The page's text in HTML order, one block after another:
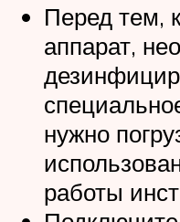
Перед тем,
аппарат,
нужно
работы